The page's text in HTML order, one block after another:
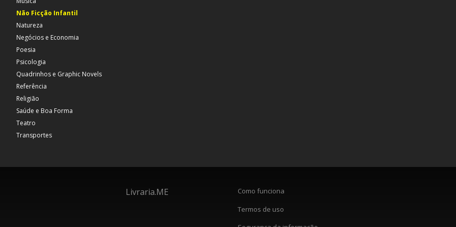
Não Ficção Infantil
Natureza
Negócios e Economia
Poesia
Psicologia
Quadrinhos e Graphic Novels
Referência
Religião
Saúde e Boa Forma
Teatro
Transportes
Livraria.ME
Como funciona
Termos de uso